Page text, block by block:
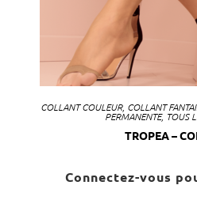
COLLANT COULEUR, COLLANT
PERMANENTE, TOUS
TROPEA –
Connectez-vous